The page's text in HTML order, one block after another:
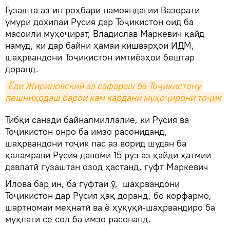
Гузашта аз ин роҳбари намояндагии Вазорати
умури дохилаи Русия дар Тоҷикистон оид ба
масоили муҳоҷират, Владислав Маркевич қайд
намуд, ки дар байни ҳамаи кишварҳои ИДМ,
шаҳрвандони Тоҷикистон имтиёзҳои бештар
доранд.
Ёди Жириновский аз сафараш ба Тоҷикистону
пешниҳодаш барои кам кардани муҳоҷирони тоҷик
Тибқи санади байналмиллалие, ки Русия ва
Тоҷикистон онро ба имзо расониданд,
шаҳрвандони тоҷик пас аз ворид шудан ба
қаламрави Русия давоми 15 рӯз аз қайди ҳатмии
давлатӣ гузаштан озод ҳастанд, гуфт Маркевич
Илова бар ин, ба гуфтаи ӯ, шаҳрвандони
Тоҷикистон дар Русия ҳақ доранд, бо корфармо,
шартномаи меҳнатӣ ва ё ҳуқуқӣ-шаҳрвандиро ба
мӯҳлати се сол ба имзо расонанд.